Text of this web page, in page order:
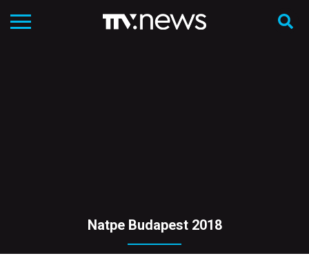
Natpe Budapest 2018